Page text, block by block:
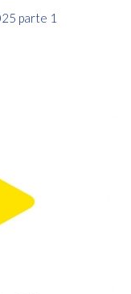
parte 1